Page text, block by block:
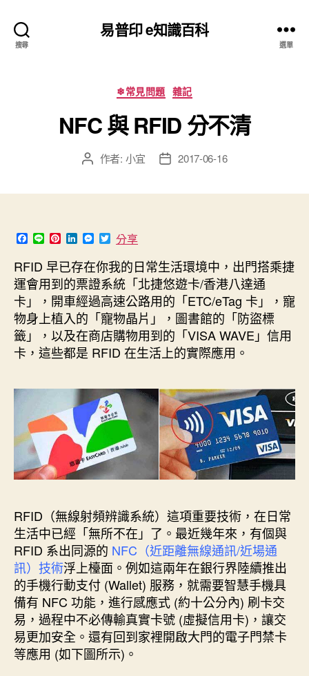
搜尋
易普印 e知識百科
選單
分
類
❄常見問題 雜記
NFC 與 RFID 分不清
文 作者: 小宜
文 2017-06-16
F
a
c
e
b
o
o
k
L
n
e
P
n
t
e
r
e
s
t
L
n
k
e
d
I
n
M
e
s
s
e
n
g
e
r
T
w
i
t
t
e
r
分享
RFID 早已存在你我的日常生活環境中，出門搭乘捷
運會用到的票證系統「北捷悠遊卡/香港八達通
卡」，開車經過高速公路用的「ETC/eTag 卡」，寵
物身上植入的「寵物晶片」，圖書館的「防盜標
籤」，以及在商店購物用到的「VISA WAVE」信用
卡，這些都是 RFID 在生活上的實際應用。
RFID（無線射頻辨識系統）這項重要技術，在日常
生活中已經「無所不在」了。最近幾年來，有個與
RFID 系出同源的 NFC（近距離無線通訊/近場通
訊）技術浮上檯面。例如這兩年在銀行界陸續推出
的手機行動支付 (Wallet) 服務，就需要智慧手機具
備有 NFC 功能，進行感應式 (約十公分內) 刷卡交
易，過程中不必傳輸真實卡號 (虛擬信用卡)，讓交
易更加安全。還有回到家裡開啟大門的電子門禁卡
等應用 (如下圖所示)。